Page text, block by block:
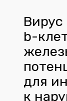
Вирус
b-
для
к